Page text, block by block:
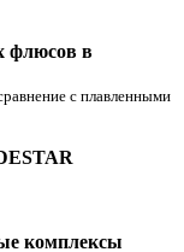
флюсов в
с плавленными
комплексы